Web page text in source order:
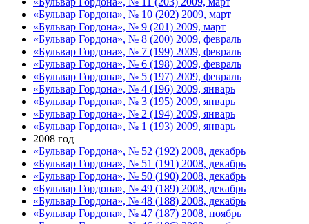
«Бульвар Гордона», № 10 (202) 2009, март
«Бульвар Гордона», № 9 (201) 2009, март
«Бульвар Гордона», № 8 (200) 2009, февраль
«Бульвар Гордона», № 7 (199) 2009, февраль
«Бульвар Гордона», № 6 (198) 2009, февраль
«Бульвар Гордона», № 5 (197) 2009, февраль
«Бульвар Гордона», № 4 (196) 2009, январь
«Бульвар Гордона», № 3 (195) 2009, январь
«Бульвар Гордона», № 2 (194) 2009, январь
«Бульвар Гордона», № 1 (193) 2009, январь
2008 год
«Бульвар Гордона», № 52 (192) 2008, декабрь
«Бульвар Гордона», № 51 (191) 2008, декабрь
«Бульвар Гордона», № 50 (190) 2008, декабрь
«Бульвар Гордона», № 49 (189) 2008, декабрь
«Бульвар Гордона», № 48 (188) 2008, декабрь
«Бульвар Гордона», № 47 (187) 2008, ноябрь